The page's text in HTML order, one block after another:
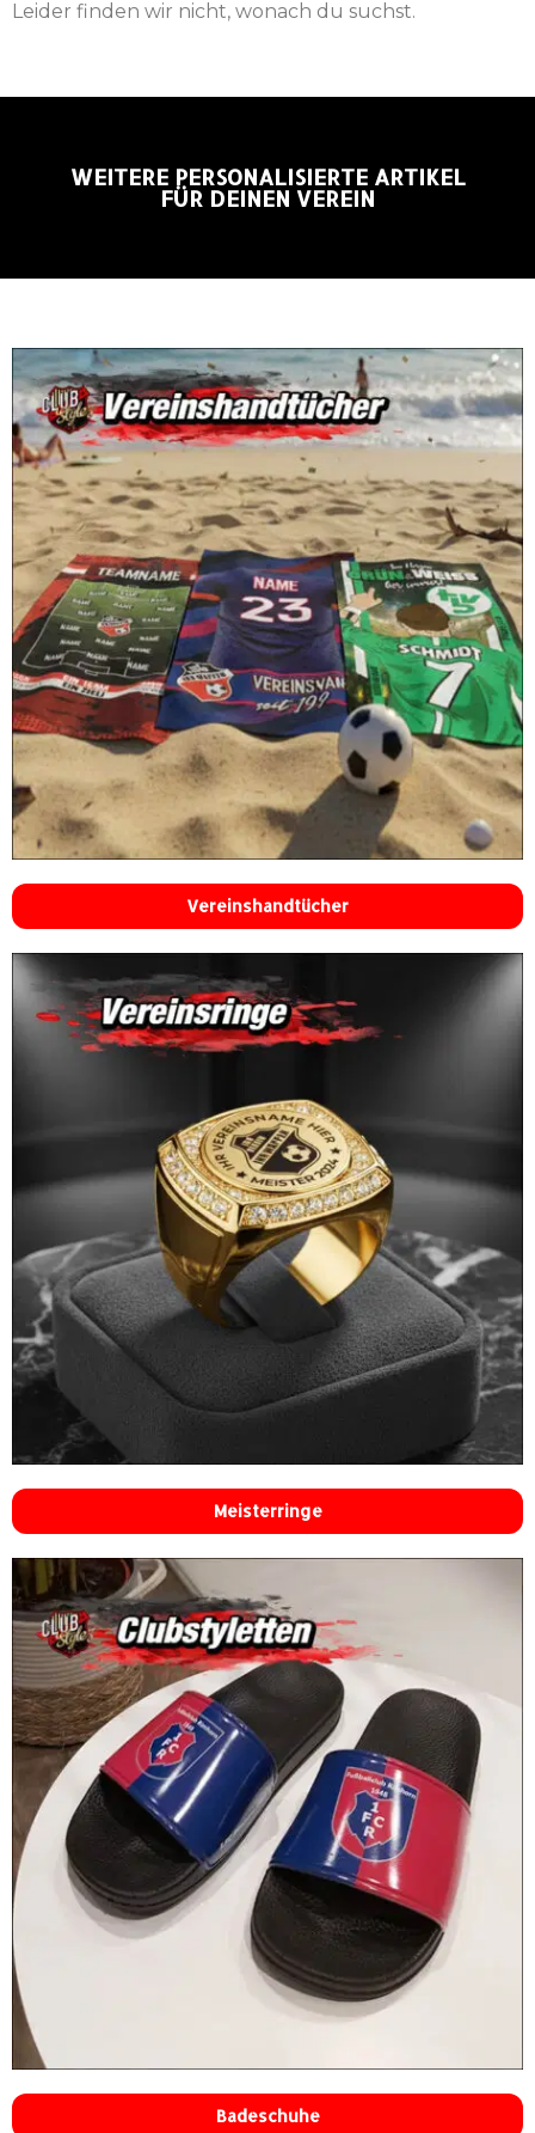
Leider finden wir nicht, wonach du suchst.
WEITERE PERSONALISIERTE ARTIKEL
FÜR DEINEN VEREIN
Vereinshandtücher
Meisterringe
Badeschuhe